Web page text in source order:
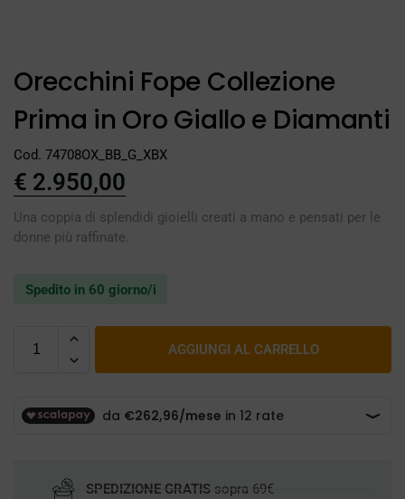
Orecchini Fope Collezione
Prima in Oro Giallo e Diamanti
Cod. 74708OX_BB_G_XBX
€ 2.950,00
Una coppia di splendidi gioielli creati a mano e pensati per le
donne più raffinate.
Spedito in 60 giorno/i
AGGIUNGI AL CARRELLO
SPEDIZIONE GRATISsopra 69€